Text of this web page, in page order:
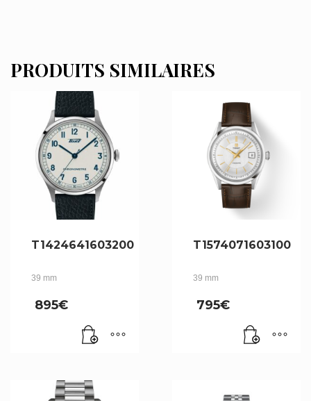
PRODUITS SIMILAIRES
T1424641603200
39 mm
895€
T1574071603100
39 mm
795€